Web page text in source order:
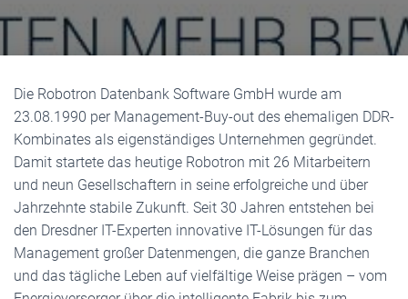
S
H
T
N
Die Robotron Datenbank Software GmbH wurde am
23.08.1990 per Management-Buy-out des ehemaligen DDR-
Kombinates als eigenständiges Unternehmen gegründet.
Damit startete das heutige Robotron mit 26 Mitarbeitern
und neun Gesellschaftern in seine erfolgreiche und über
Jahrzehnte stabile Zukunft. Seit 30 Jahren entstehen bei
den Dresdner IT-Experten innovative IT-Lösungen für das
Management großer Datenmengen, die ganze Branchen
und das tägliche Leben auf vielfältige Weise prägen – vom